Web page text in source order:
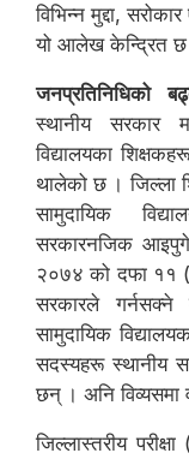
विभिन्न मुद्दा,
यो आलेख केन्द्रित छ
जनप्रतिनिधिको
स्थानीय सरकार
विद्यालयका
थालेको छ । जिल्ला
सामुदायिक
सरकारनजिक
२०७४ को दफा ११
सरकारले
सामुदायिक
सदस्यहरू स्थानीय
छन् । अनि विव्यसमा
जिल्लास्तरीय